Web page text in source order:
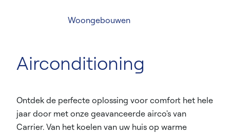
Woongebouwen
Airconditioning
Ontdek de perfecte oplossing voor comfort het hele
jaar door met onze geavanceerde airco's van
Carrier. Van het koelen van uw huis op warme